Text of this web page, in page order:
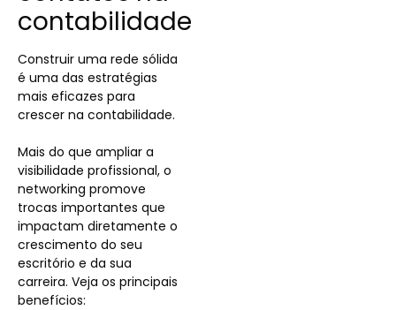
contabilidade
Construir uma rede sólida
é uma das estratégias
mais eficazes para
crescer na contabilidade.
Mais do que ampliar a
visibilidade profissional, o
networking promove
trocas importantes que
impactam diretamente o
crescimento do seu
escritório e da sua
carreira. Veja os principais
benefícios: